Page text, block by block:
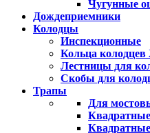
Чугунные
Дождеприемники
Колодцы
Инспекционные
Кольца
Лестницы для
Скобы для
Трапы
Для